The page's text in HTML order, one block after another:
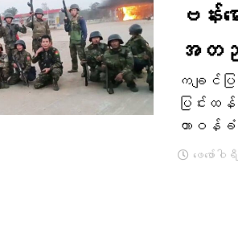
ဗန်
အတ
ကချင်
ပြင်းထန်
တာဝန်ခံ
ဖေ‌ဖော်ဝါ